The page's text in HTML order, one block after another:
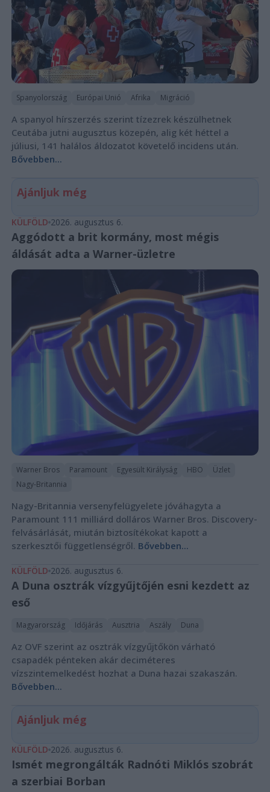
Spanyolország Európai Unió Afrika Migráció
A spanyol hírszerzés szerint tízezrek készülhetnek
Ceutába jutni augusztus közepén, alig két héttel a
júliusi, 141 halálos áldozatot követelő incidens után.
Bővebben...
Ajánljuk még
KÜLFÖLD 2026. augusztus 6.
Aggódott a brit kormány, most mégis
áldását adta a Warner-üzletre
Warner Bros Paramount Egyesült Királyság HBO
Üzlet
Nagy-Britannia
Nagy-Britannia versenyfelügyelete jóváhagyta a
Paramount 111 milliárd dolláros Warner Bros. Discovery-
felvásárlását, miután biztosítékokat kapott a
szerkesztői függetlenségről. Bővebben...
KÜLFÖLD 2026. augusztus 6.
A Duna osztrák vízgyűjtőjén esni kezdett az
eső
Magyarország Időjárás Ausztria Aszály Duna
Az OVF szerint az osztrák vízgyűjtőkön várható
csapadék pénteken akár deciméteres
vízszintemelkedést hozhat a Duna hazai szakaszán.
Bővebben...
Ajánljuk még
KÜLFÖLD 2026. augusztus 6.
Ismét megrongálták Radnóti Miklós szobrát
a szerbiai Borban